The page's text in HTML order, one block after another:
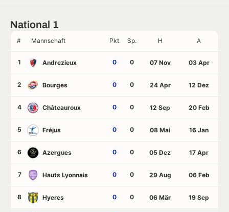
National 1
# Mannschaft Pkt Sp. H A
1 Andrezieux 0 0 07 Nov 03 Apr
2 Bourges 0 0 24 Apr 12 Dez
4 Châteauroux 0 0 12 Sep 20 Feb
5 Fréjus 0 0 08 Mai 16 Jan
6 Azergues 0 0 05 Dez 17 Apr
7 Hauts Lyonnais 0 0 29 Aug 06 Feb
8 Hyeres 0 0 06 Mär 19 Sep